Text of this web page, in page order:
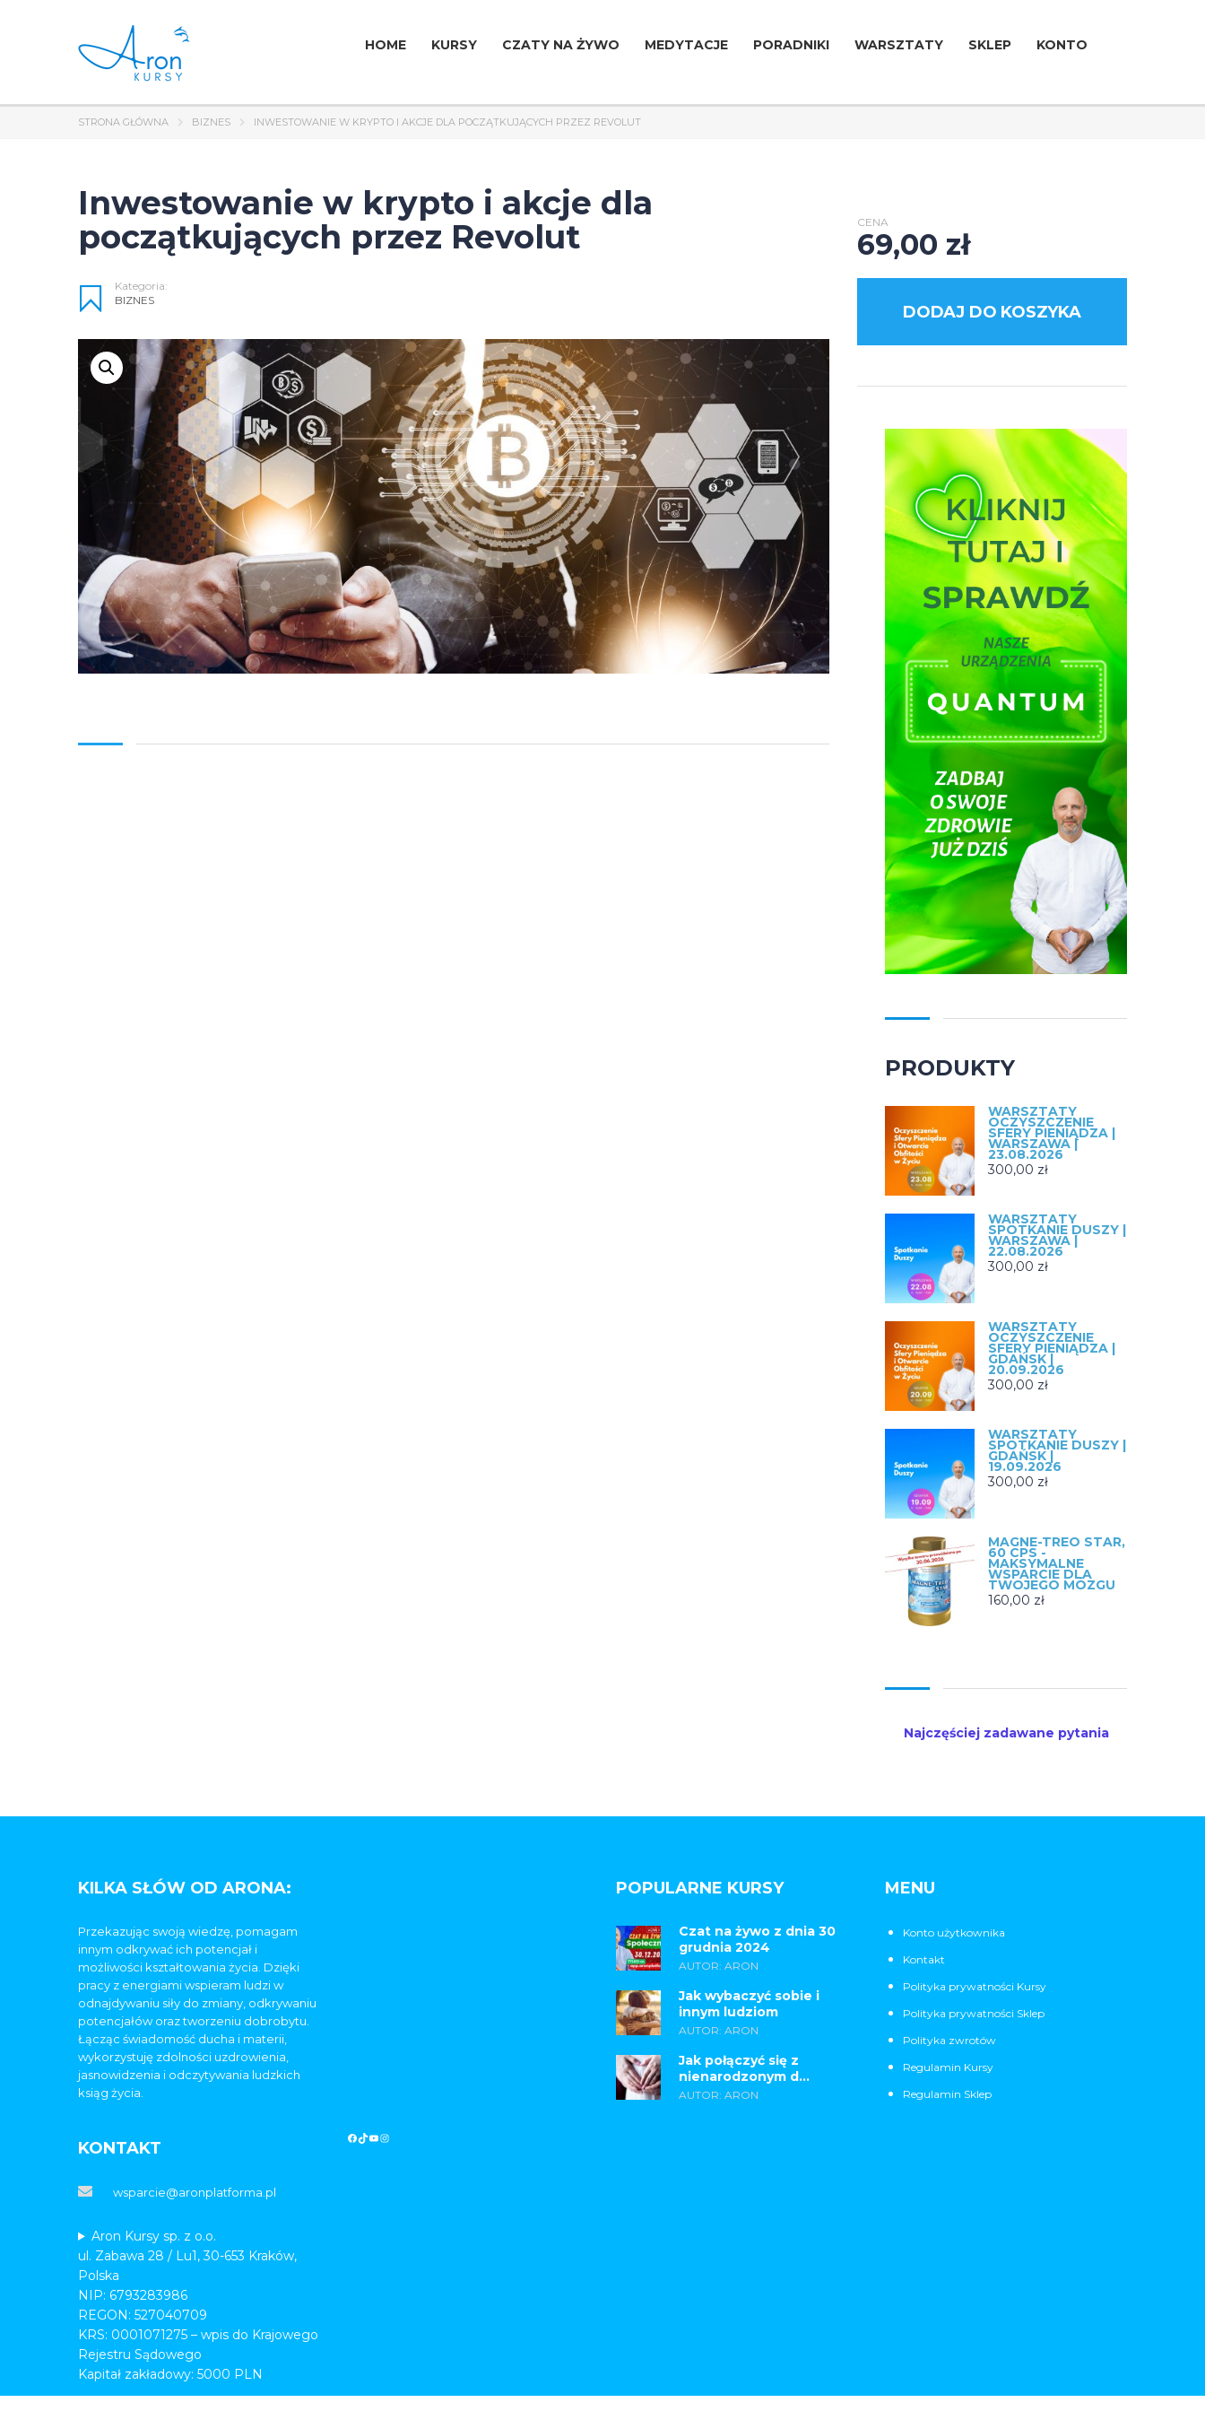
HOME KURSY CZATY NA ŻYWO MEDYTACJE PORADNIKI WARSZTATY SKLEP KONTO
STRONA GŁÓWNA BIZNES INWESTOWANIE W KRYPTO I AKCJE DLA POCZĄTKUJĄCYCH PRZEZ REVOLUT
Inwestowanie w krypto i akcje dla
początkujących przez Revolut
Kategoria:
BIZNES
CENA
69,00 zł
DODAJ DO KOSZYKA
PRODUKTY
WARSZTATY
OCZYSZCZENIE
SFERY PIENIĄDZA |
WARSZAWA |
23.08.2026
300,00 zł
WARSZTATY
SPOTKANIE DUSZY |
WARSZAWA |
22.08.2026
300,00 zł
WARSZTATY
OCZYSZCZENIE
SFERY PIENIĄDZA |
GDAŃSK |
20.09.2026
300,00 zł
WARSZTATY
SPOTKANIE DUSZY |
GDAŃSK |
19.09.2026
300,00 zł
MAGNE-TREO STAR,
60 CPS -
MAKSYMALNE
WSPARCIE DLA
TWOJEGO MÓZGU
160,00 zł
Najczęściej zadawane pytania
KILKA SŁÓW OD ARONA:
Przekazując swoją wiedzę, pomagam
innym odkrywać ich potencjał i
możliwości kształtowania życia. Dzięki
pracy z energiami wspieram ludzi w
odnajdywaniu siły do zmiany, odkrywaniu
potencjałów oraz tworzeniu dobrobytu.
Łącząc świadomość ducha i materii,
wykorzystuję zdolności uzdrowienia,
jasnowidzenia i odczytywania ludzkich
ksiąg życia.
POPULARNE KURSY
Czat na żywo z dnia 30
grudnia 2024
AUTOR: ARON
Jak wybaczyć sobie i
innym ludziom
AUTOR: ARON
Jak połączyć się z
nienarodzonym d...
AUTOR: ARON
MENU
Konto użytkownika
Kontakt
Polityka prywatności Kursy
Polityka prywatności Sklep
Polityka zwrotów
Regulamin Kursy
Regulamin Sklep
KONTAKT
wsparcie@aronplatforma.pl
Aron Kursy sp. z o.o.
ul. Zabawa 28 / Lu1, 30-653 Kraków,
Polska
NIP: 6793283986
REGON: 527040709
KRS: 0001071275 – wpis do Krajowego
Rejestru Sądowego
Kapitał zakładowy: 5000 PLN